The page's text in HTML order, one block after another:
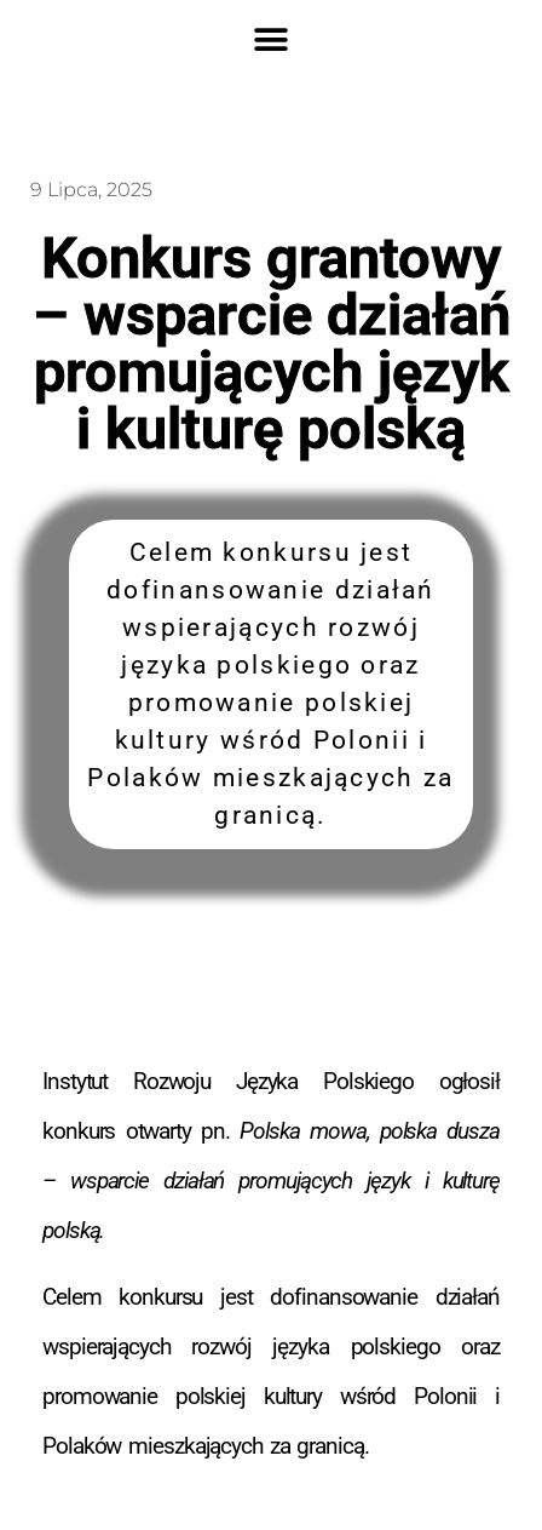
9 Lipca, 2025
Konkurs grantowy
– wsparcie działań
promujących język
i kulturę polską
Celem konkursu jest
dofinansowanie działań
wspierających rozwój
języka polskiego oraz
promowanie polskiej
kultury wśród Polonii i
Polaków mieszkających za
granicą.
Instytut Rozwoju Języka Polskiego ogłosił
konkurs otwarty pn.Polska mowa, polska dusza
– wsparcie działań promujących język i kulturę
polską.
Celem konkursu jest dofinansowanie działań
wspierających rozwój języka polskiego oraz
promowanie polskiej kultury wśród Polonii i
Polaków mieszkających za granicą.